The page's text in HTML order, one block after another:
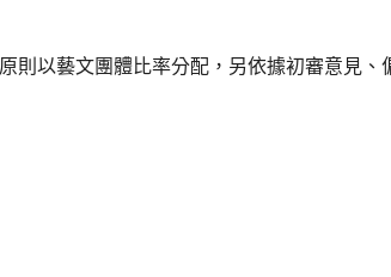
以藝文團體比率分配，另依據初審意見